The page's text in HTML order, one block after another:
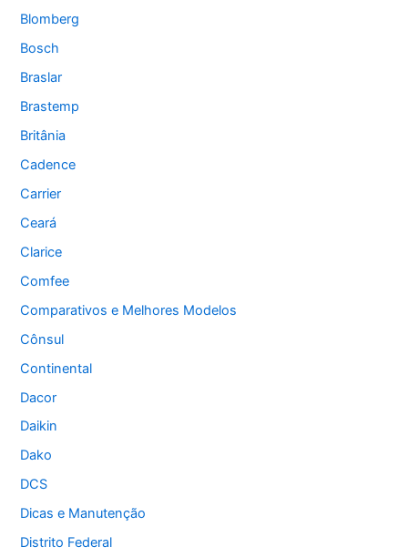
Blomberg
Bosch
Braslar
Brastemp
Britânia
Cadence
Carrier
Ceará
Clarice
Comfee
Comparativos e Melhores Modelos
Cônsul
Continental
Dacor
Daikin
Dako
DCS
Dicas e Manutenção
Distrito Federal